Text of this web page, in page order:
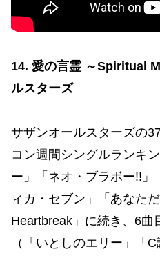
14. 愛の言霊 ～Spiritual
ルスターズ
サザンオールスターズの
コン週間シングルランキ
ー」「ネオ・ブラボー!!」
ィカ・セブン」「あなた
Heartbreak」に続き、6曲
（「いとしのエリー」「